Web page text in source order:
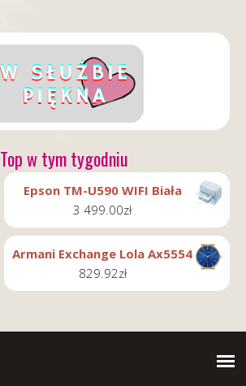
Top w tym tygodniu
Epson TM-U590 WIFI Biała
3 499.00zł
Armani Exchange Lola Ax5554
829.92zł